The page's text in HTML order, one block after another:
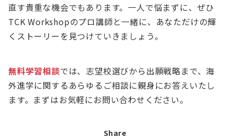
直す貴重な機会でもあります。一人で悩まずに、ぜひ
TCK Workshopのプロ講師と一緒に、あなただけの輝
くストーリーを見つけていきましょう。
無料学習相談では、志望校選びから出願戦略まで、海
外進学に関するあらゆるご相談に親身にお答えいたし
ます。まずはお気軽にお問い合わせください。
Share